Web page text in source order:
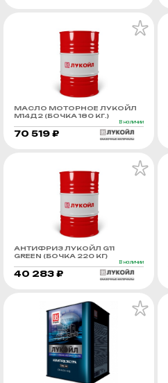
МАСЛО МОТОРНОЕ ЛУКОЙЛ
М14Д2 (БОЧКА 180 КГ.)
В наличии
70 519 ₽
АНТИФРИЗ ЛУКОЙЛ G11
GREEN (БОЧКА 220 КГ)
В наличии
40 283 ₽